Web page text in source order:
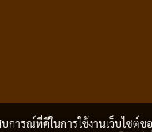
ารณ์ที่ดีในการใช้งานเว็บไซต์